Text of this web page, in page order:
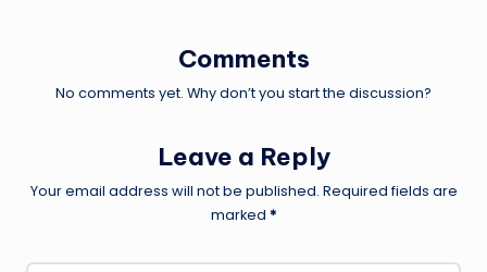
Comments
No comments yet. Why don’t you start the discussion?
Leave a Reply
Your email address will not be published. Required fields are
marked *